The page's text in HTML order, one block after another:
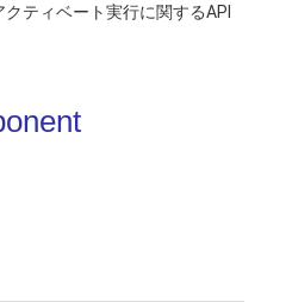
る
る
ティベート実行に関するAPI